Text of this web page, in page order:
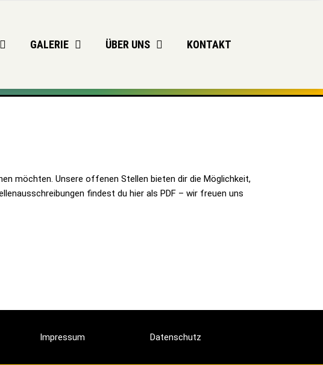
GALERIE ÜBER UNS KONTAKT
möchten. Unsere offenen Stellen bieten dir die Möglichkeit,
findest du hier als PDF – wir freuen uns
Impressum Datenschutz